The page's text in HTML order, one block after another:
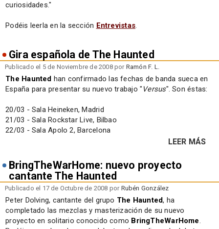
curiosidades."
Podéis leerla en la sección Entrevistas.
Gira española de The Haunted
Publicado el 5 de Noviembre de 2008 por Ramón F. L.
The Haunted han confirmado las fechas de banda sueca en
España para presentar su nuevo trabajo " Versus". Son éstas:
20/03 - Sala Heineken, Madrid
21/03 - Sala Rockstar Live, Bilbao
22/03 - Sala Apolo 2, Barcelona
LEER MÁS
BringTheWarHome: nuevo proyecto
cantante The Haunted
Publicado el 17 de Octubre de 2008 por Rubén González
Peter Dolving, cantante del grupo The Haunted, ha
completado las mezclas y masterización de su nuevo
proyecto en solitario conocido como BringTheWarHome.